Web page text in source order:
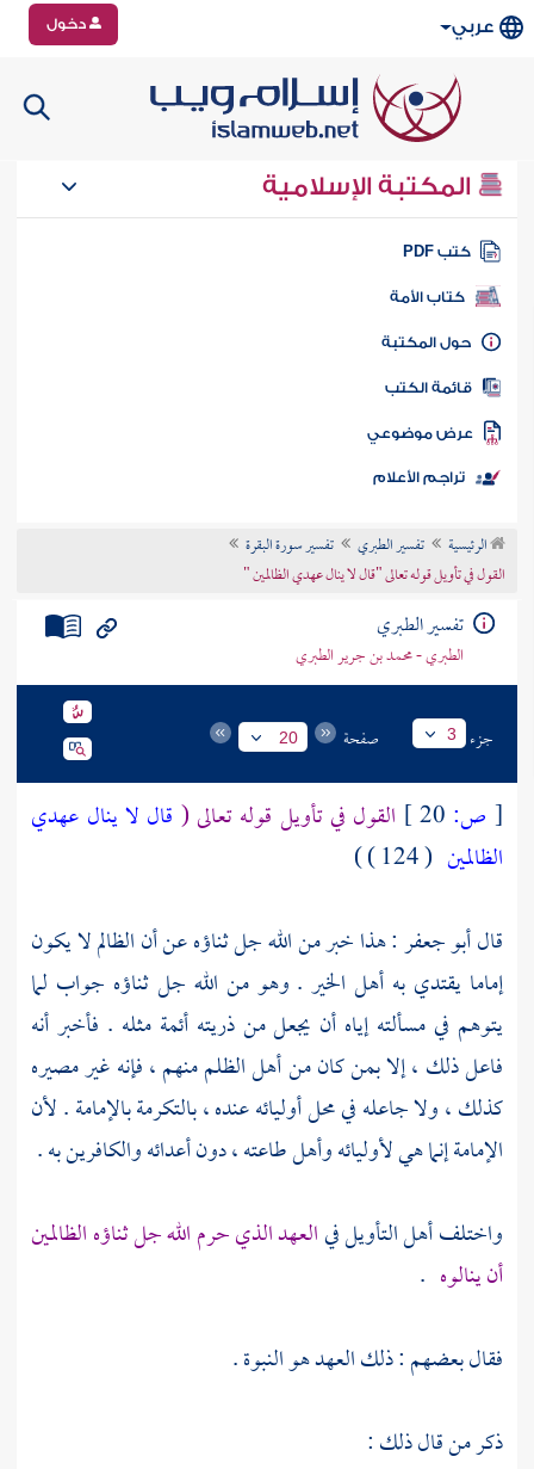
عربي دخول
المكتبة الإسلامية
كتب PDF
كتاب الأمة
المكتبة
الكتب
موضوعي
تراجم الأعلام
الرئيسية تفسير الطبري
تفسير سورة البقرة
القول في تأويل قوله تعالى "قال لا ينال عهدي الظالمين "
تفسير الطبري
الطبري - محمد بن جرير الطبري
جزء 3 صفحة 20
[ ص: القول في تأويل قوله تعالى ( قال لا ينال عهدي
الظالمين ( 124 ) )
قالأبو جعفر: هذا خبر من الله جل ثناؤه عن أن الظالم لا يكون
إماما يقتدي به أهل الخير . وهو من الله جل ثناؤه جواب لما
يتوهم في مسألته إياه أن يجعل من ذريته أئمة مثله . فأخبر أنه
فاعل ذلك ، إلا بمن كان من أهل الظلم منهم ، فإنه غير مصيره
كذلك ، ولا جاعله في محل أوليائه عنده ، بالتكرمة بالإمامة . لأن
الإمامة إنما هي لأوليائه وأهل طاعته ، دون أعدائه والكافرين به .
واختلف أهل التأويل فيالعهد الذي حرم الله جل ثناؤه الظالمين
أن ينالوه .
فقال بعضهم : ذلك العهد هو النبوة .
ذكر من قال ذلك :